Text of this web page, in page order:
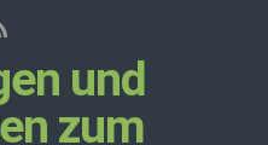
und
zum